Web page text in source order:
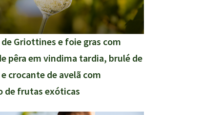
Griottines e foie gras com
pêra em vindima tardia, brulé de
crocante de avelã com
de frutas exóticas